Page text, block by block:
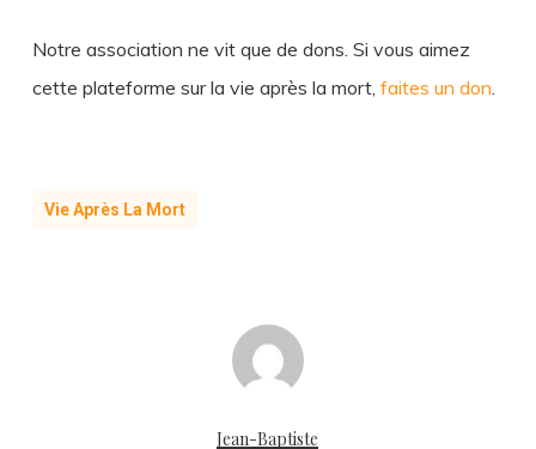
Notre association ne vit que de dons. Si vous aimez
cette plateforme sur la vie après la mort, faites un don.
Vie Après La Mort
Jean-Baptiste